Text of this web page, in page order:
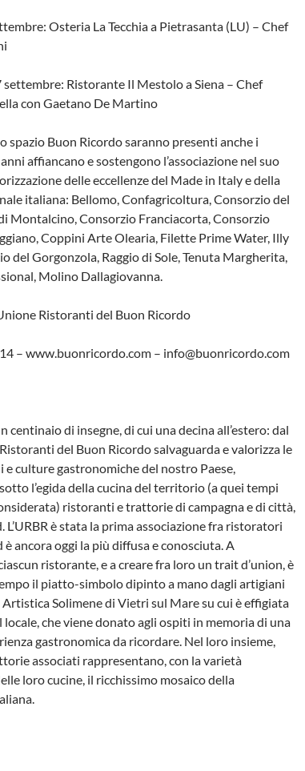
Osteria La Tecchia a Pietrasanta (LU) – Chef
settembre: Ristorante Il Mestolo a Siena – Chef
con Gaetano De Martino
spazio Buon Ricordo saranno presenti anche i
affiancano e sostengono l’associazione nel suo
delle eccellenze del Made in Italy e della
italiana: Bellomo, Confagricoltura, Consorzio del
Montalcino, Consorzio Franciacorta, Consorzio
Coppini Arte Olearia, Filette Prime Water, Illy
del Gorgonzola, Raggio di Sole, Tenuta Margherita,
Molino Dallagiovanna.
Ristoranti del Buon Ricordo
– www.buonricordo.com – info@buonricordo.com
centinaio di insegne, di cui una decina all’estero: dal
del Buon Ricordo salvaguarda e valorizza le
culture gastronomiche del nostro Paese,
l’egida della cucina del territorio (a quei tempi
ristoranti e trattorie di campagna e di città,
L’URBR è stata la prima associazione fra ristoratori
è ancora oggi la più diffusa e conosciuta. A
ristorante, e a creare fra loro un trait d’union, è
il piatto-simbolo dipinto a mano dagli artigiani
Solimene di Vietri sul Mare su cui è effigiata
locale, che viene donato agli ospiti in memoria di una
gastronomica da ricordare. Nel loro insieme,
associati rappresentano, con la varietà
loro cucine, il ricchissimo mosaico della